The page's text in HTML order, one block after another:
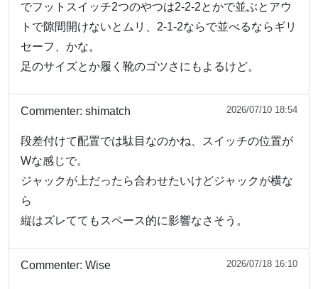
でフットスイッチ2つのやつは2-2-2とかで並ぶとアウ
トで隙間開けないとムリ、2-1-2ならで並べるならギリ
セーフ、かな。
足のサイズとか履く靴のゴツさにもよるけど。
Commenter: shimatch 2026/07/10 18:54
段差付けて配置では駄目なのかね、スイッチの位置が
Wな感じで。
ジャックが上だったら合わせたいけどジャックが横な
ら
縦はズレててもスペース的に影響なさそう。
Commenter: Wise 2026/07/18 16:10